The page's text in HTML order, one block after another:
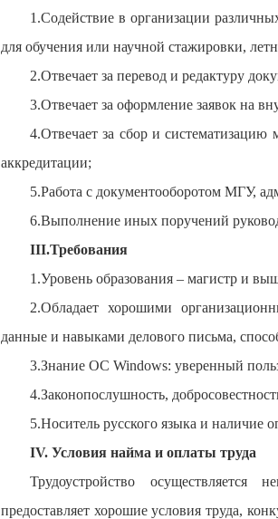
1.Содействие в организации
для обучения или научной стажировки,
2.Отвечает за перевод и редактуру
3.Отвечает за оформление заявок на
4.Отвечает за сбор и
аккредитации;
5.Работа с документооборотом МГУ,
6.Выполнение иных поручений
III.Требования
1.Уровень образования – магистр и
2.Обладает хорошими
данные и навыками делового письма,
3.Знание ОС Windows: уверенный
4.Законопослушность,
5.Носитель русского языка и наличие
IV. Условия найма и оплаты труда
Трудоустройство осуществляется
предоставляет хорошие условия труда,